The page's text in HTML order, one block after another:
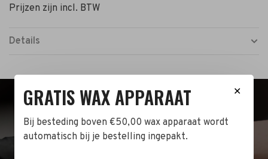
Prijzen zijn incl. BTW
Details
BEZOEK DE WINKEL!
✕
GRATIS WAX APPARAAT
Bij besteding boven €50,00 wax apparaat wordt
automatisch bij je bestelling ingepakt.